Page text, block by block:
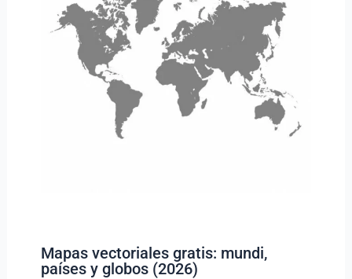
Mapas vectoriales gratis: mundi,
países y globos (2026)